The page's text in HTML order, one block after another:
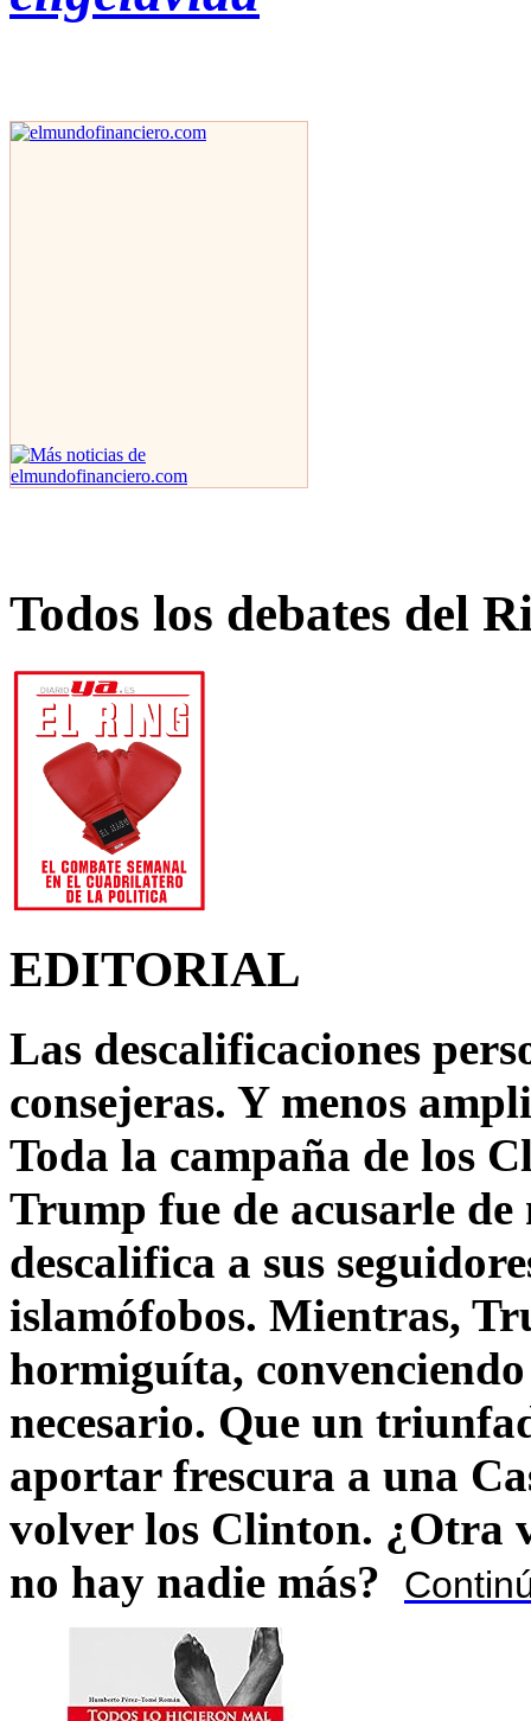
Todos los debates del
EDITORIAL
Las descalificaciones
consejeras. Y menos
Toda la campaña de los
Trump fue de acusarle
descalifica a sus
islamófobos. Mientras,
hormiguíta,
necesario. Que un
aportar frescura a una
volver los Clinton. ¿Otra
no hay nadie más?